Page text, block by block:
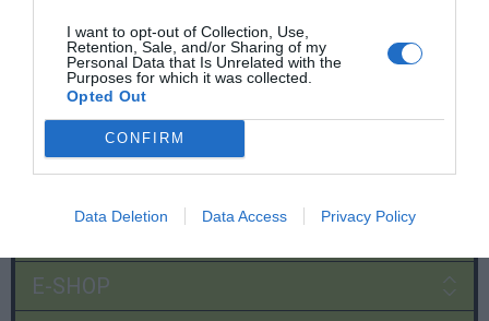
I want to opt-out of Collection, Use,
Retention, Sale, and/or Sharing of my
Personal Data that Is Unrelated with the
Purposes for which it was collected.
Opted Out
CONFIRM
Data Deletion Data Access Privacy Policy
E-SHOP